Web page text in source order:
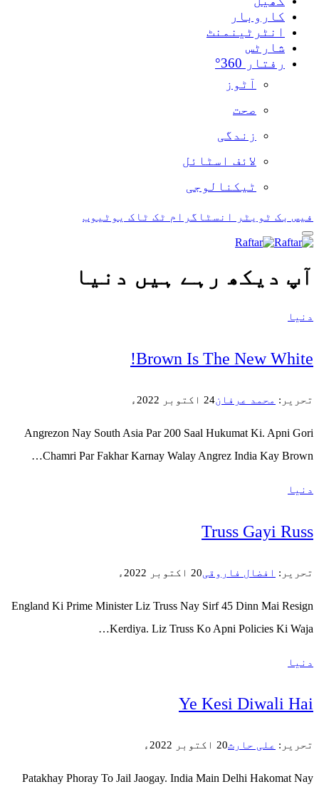
ٹک ٹاک یوٹیوب
ہیںدنیا
Brown
Angrezon Nay South Asia Par
Chamri Par Fakhar Karnay
England Ki Prime Minister Liz Truss
Kerdiya. Liz
Patakhay Phoray To Jail Jaogay.